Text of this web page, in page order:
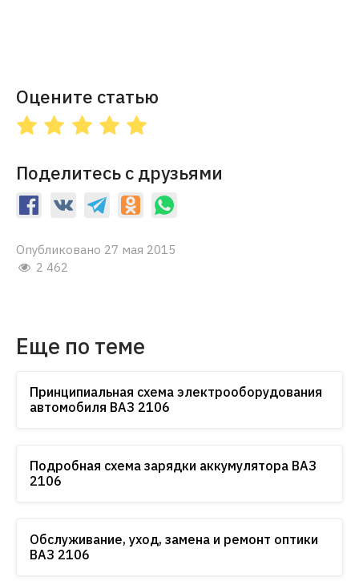
Оцените статью
Поделитесь с друзьями
Опубликовано 27 мая 2015
2 462
Еще по теме
Принципиальная схема электрооборудования
автомобиля ВАЗ 2106
Подробная схема зарядки аккумулятора ВАЗ
2106
Обслуживание, уход, замена и ремонт оптики
ВАЗ 2106